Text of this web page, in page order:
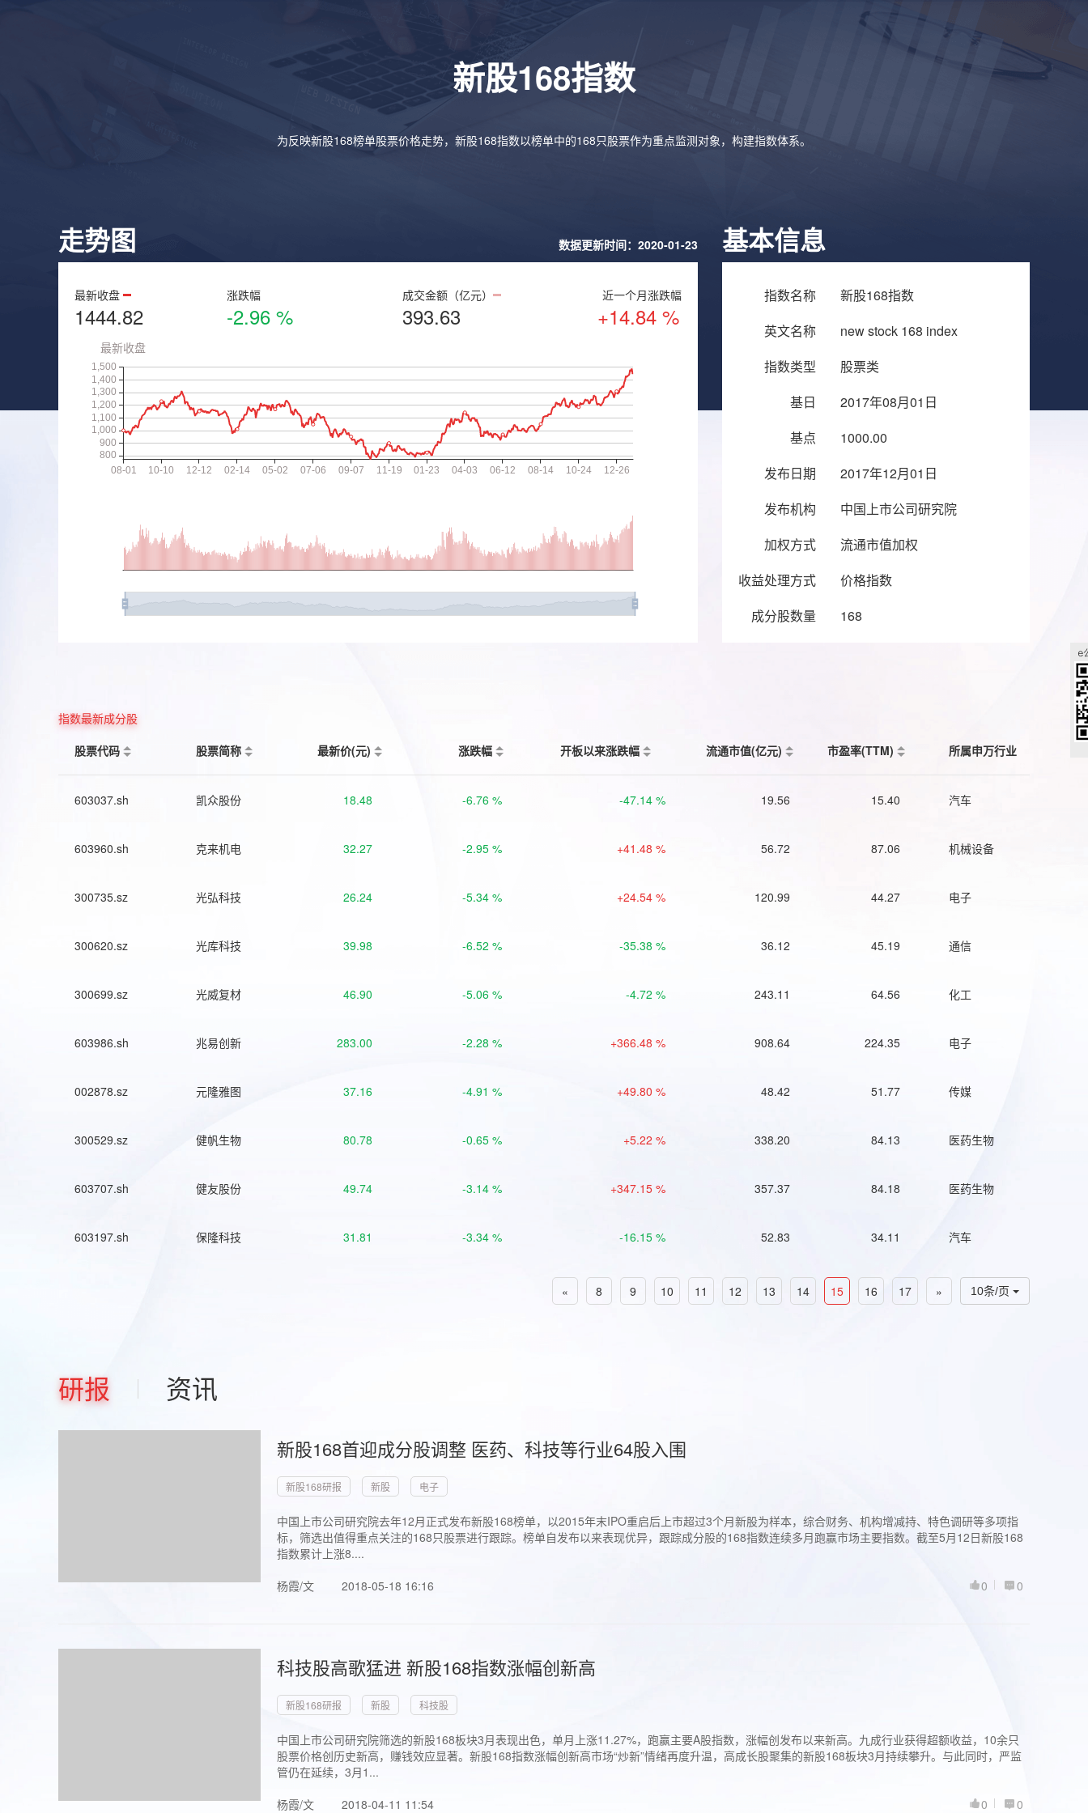
新股168指数
为反映新股168榜单股票价格走势，新股168指数以榜单中的168只股票作为重点监测对象，构建指数体系。
走势图 数据更新时间：2020-01-23
最新收盘
1444.82
涨跌幅
-2.96 %
成交金额（亿元）
393.63
近一个月涨跌幅
+14.84 %
基本信息
指数名称
新股168指数
英文名称
new stock 168 index
指数类型
股票类
基日
2017年08月01日
基点
1000.00
发布日期
2017年12月01日
发布机构
中国上市公司研究院
加权方式
流通市值加权
收益处理方式
价格指数
成分股数量
168
指数最新成分股
股票代码
股票简称 最新价(元) 涨跌幅 开板以来涨跌幅 流通市值(亿元) 市盈率(TTM) 所属申万行业
603037.sh 凯众股份 18.48 -6.76 % -47.14 % 19.56 15.40 汽车
603960.sh 克来机电 32.27 -2.95 % +41.48 % 56.72 87.06 机械设备
300735.sz 光弘科技 26.24 -5.34 % +24.54 % 120.99 44.27 电子
300620.sz 光库科技 39.98 -6.52 % -35.38 % 36.12 45.19 通信
300699.sz 光威复材 46.90 -5.06 % -4.72 % 243.11 64.56 化工
603986.sh 兆易创新 283.00 -2.28 % +366.48 % 908.64 224.35 电子
002878.sz 元隆雅图 37.16 -4.91 % +49.80 % 48.42 51.77 传媒
300529.sz 健帆生物 80.78 -0.65 % +5.22 % 338.20 84.13 医药生物
603707.sh 健友股份 49.74 -3.14 % +347.15 % 357.37 84.18 医药生物
603197.sh 保隆科技 31.81 -3.34 % -16.15 % 52.83 34.11 汽车
10条/页
« 8 9 10 11 12 13 14 15 16 17 »
研报 资讯
新股168首迎成分股调整 医药、科技等行业64股入围
新股168研报 新股 电子
中国上市公司研究院去年12月正式发布新股168榜单，以2015年末IPO重启后上市超过3个月新股为样本，综合财务、机构增减持、特色调研等多项指
标，筛选出值得重点关注的168只股票进行跟踪。榜单自发布以来表现优异，跟踪成分股的168指数连续多月跑赢市场主要指数。截至5月12日新股168
指数累计上涨8....
杨霞/文
2018-05-18 16:16 0
0
科技股高歌猛进 新股168指数涨幅创新高
新股168研报 新股 科技股
中国上市公司研究院筛选的新股168板块3月表现出色，单月上涨11.27%，跑赢主要A股指数，涨幅创发布以来新高。九成行业获得超额收益，10余只
股票价格创历史新高，赚钱效应显著。新股168指数涨幅创新高市场“炒新”情绪再度升温，高成长股聚集的新股168板块3月持续攀升。与此同时，严监
管仍在延续，3月1...
杨霞/文
2018-04-11 11:54 0
0